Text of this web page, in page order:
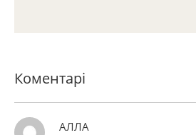
Коментарі
АЛЛА